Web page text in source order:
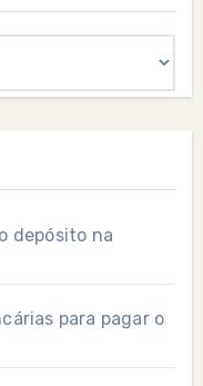
depósito na
para pagar o